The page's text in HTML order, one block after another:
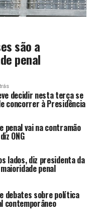
são a
penal
decidir nesta terça se
concorrer à Presidência
penal vai na contramão
ONG
lados, diz presidenta da
penal
debates sobre política
contemporâneo